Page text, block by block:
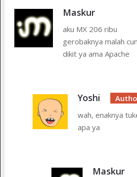
Maskur
aku MX 206 ribu
gerobaknya malah
dikit ya ama Apache
Yoshi
wah, enaknya
apa ya
Maskur